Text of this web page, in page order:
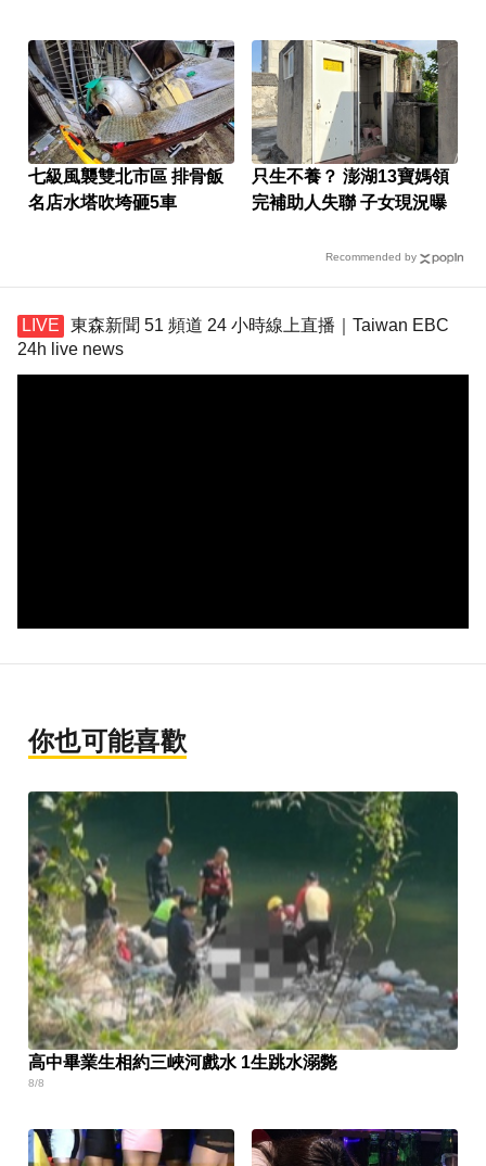
七級風襲雙北市區 排骨飯
名店水塔吹垮砸5車
只生不養？ 澎湖13寶媽領
完補助人失聯 子女現況曝
Recommended by
東森新聞 51 頻道 24 小時線上直播｜Taiwan EBC
24h live news
你也可能喜歡
高中畢業生相約三峽河戲水 1生跳水溺斃
8/8